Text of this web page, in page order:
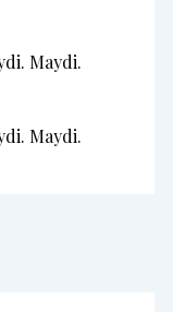
Maydi.
Maydi.